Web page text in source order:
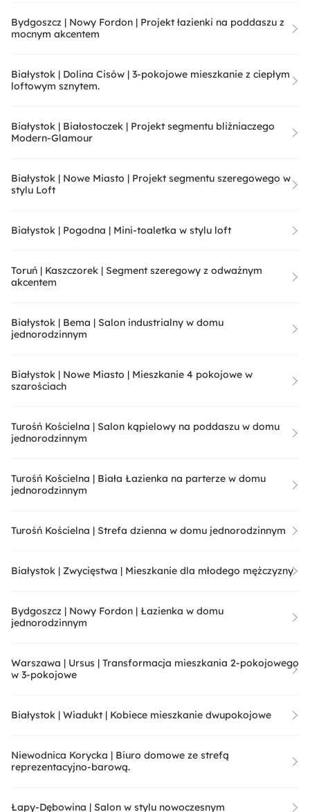
Bydgoszcz | Nowy Fordon | Projekt łazienki na poddaszu z
mocnym akcentem
Białystok | Dolina Cisów | 3-pokojowe mieszkanie z ciepłym
loftowym sznytem.
Białystok | Białostoczek | Projekt segmentu bliźniaczego
Modern-Glamour
Białystok | Nowe Miasto | Projekt segmentu szeregowego w
stylu Loft
Białystok | Pogodna | Mini-toaletka w stylu loft
Toruń | Kaszczorek | Segment szeregowy z odważnym
akcentem
Białystok | Bema | Salon industrialny w domu
jednorodzinnym
Białystok | Nowe Miasto | Mieszkanie 4 pokojowe w
szarościach
Turośń Kościelna | Salon kąpielowy na poddaszu w domu
jednorodzinnym
Turośń Kościelna | Biała Łazienka na parterze w domu
jednorodzinnym
Turośń Kościelna | Strefa dzienna w domu jednorodzinnym
Białystok | Zwycięstwa | Mieszkanie dla młodego mężczyzny
Bydgoszcz | Nowy Fordon | Łazienka w domu
jednorodzinnym
Warszawa | Ursus | Transformacja mieszkania 2-pokojowego
w 3-pokojowe
Białystok | Wiadukt | Kobiece mieszkanie dwupokojowe
Niewodnica Korycka | Biuro domowe ze strefą
reprezentacyjno-barową.
Łapy-Dębowina | Salon w stylu nowoczesnym